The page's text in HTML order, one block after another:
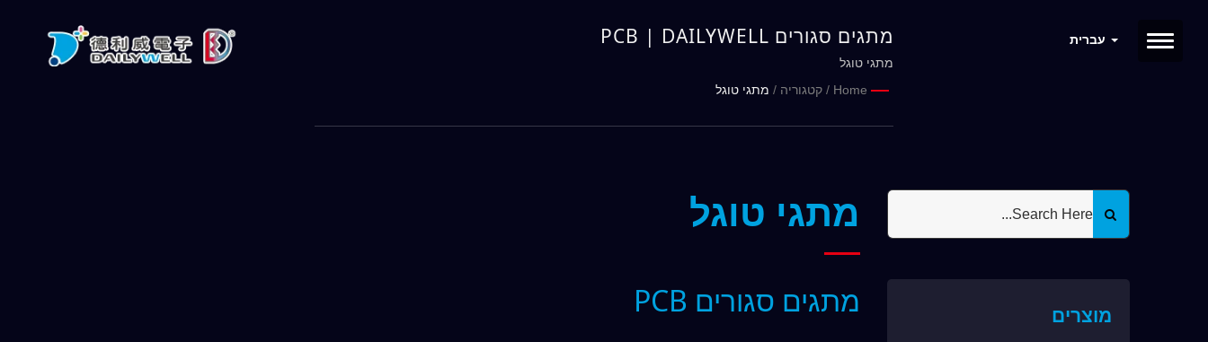
מתגים סגורים PCB | DAILYWELL
מתגי טוגל
Home
/ קטגוריה / מתגי טוגל
מתגי טוגל
מתגים סגורים PCB מוצרים